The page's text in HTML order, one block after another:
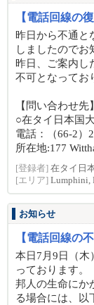
【電話回線の
昨日から不通と
しましたのでお
昨日、ご案内し
不可となってお
【問い合わせ先】
○在タイ日本国
電話：（66-2）
所在地:177
[登録者] 在タイ日
[エリア] Lumphini,
お知らせ
【電話回線の
本日7月9日（木
っております。
邦人の生命にか
る場合には、以